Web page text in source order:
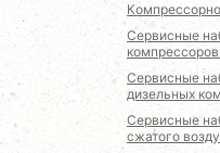
Сервисные
Сервисные
дизельных
Сервисные
сжатого